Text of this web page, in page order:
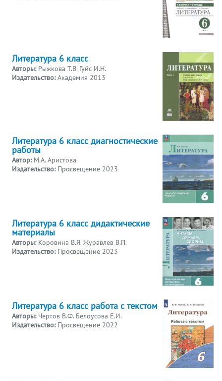
Литература 6 класс
Авторы: Рыжкова Т.В. Гуйс И.Н.
Издательство:Академия 2013
Литература 6 класс диагностические
работы
Автор: М.А. Аристова
Издательство: Просвещение 2023
Литература 6 класс дидактические
материалы
Авторы: Коровина В.Я. Журавлев В.П.
Издательство: Просвещение 2023
Литература 6 класс работа с текстом
Авторы: Чертов В.Ф. Белоусова Е.И.
Издательство: Просвещение 2022